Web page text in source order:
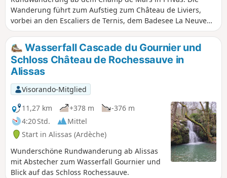
Wanderung führt zum Aufstieg zum Château de Liviers,
vorbei an den Escaliers de Ternis, dem Badesee La Neuve
und dem Weiler Ladreyt. Der Abstieg erfolgt über einen
schönen Weg bis zum Weiler Villeneuve. Auf dem Rückweg
kann man über Le Petit Tournon bis zum Rocher de la
Sorcière weitergehen.
Wasserfall Cascade du Gournier und
Schloss Château de Rochessauve in
Alissas
Visorando-Mitglied
11,27 km
+378 m
-376 m
4:20 Std.
Mittel
Start in Alissas (Ardèche)
Wunderschöne Rundwanderung ab Alissas
mit Abstecher zum Wasserfall Gournier und
Blick auf das Schloss Rochessauve.